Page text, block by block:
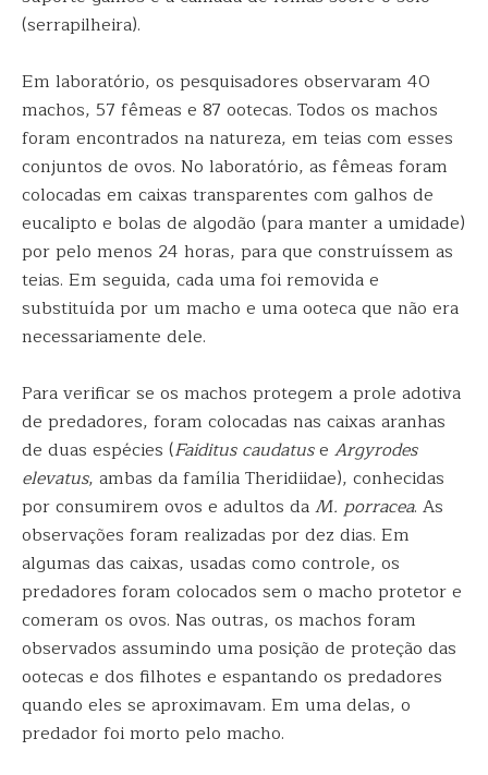
(serrapilheira).
Em laboratório, os pesquisadores observaram 40
machos, 57 fêmeas e 87 ootecas. Todos os machos
foram encontrados na natureza, em teias com esses
conjuntos de ovos. No laboratório, as fêmeas foram
colocadas em caixas transparentes com galhos de
eucalipto e bolas de algodão (para manter a umidade)
por pelo menos 24 horas, para que construíssem as
teias. Em seguida, cada uma foi removida e
substituída por um macho e uma ooteca que não era
necessariamente dele.
Para verificar se os machos protegem a prole adotiva
de predadores, foram colocadas nas caixas aranhas
de duas espécies (Faiditus caudatuse Argyrodes
elevatus, ambas da família Theridiidae), conhecidas
por consumirem ovos e adultos daM. porracea. As
observações foram realizadas por dez dias. Em
algumas das caixas, usadas como controle, os
predadores foram colocados sem o macho protetor e
comeram os ovos. Nas outras, os machos foram
observados assumindo uma posição de proteção das
ootecas e dos filhotes e espantando os predadores
quando eles se aproximavam. Em uma delas, o
predador foi morto pelo macho.